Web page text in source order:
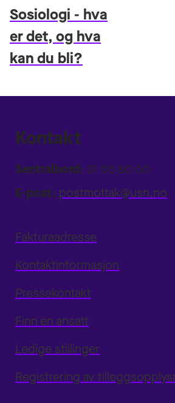
Sosiologi - hva
er det, og hva
kan du bli?
Kontakt
Sentralbord: 31 00 80 00
E-post: postmottak@usn.no
Fakturaadresse
Kontaktinformasjon
Pressekontakt
Finn en ansatt
Ledige stillinger
Registrering av